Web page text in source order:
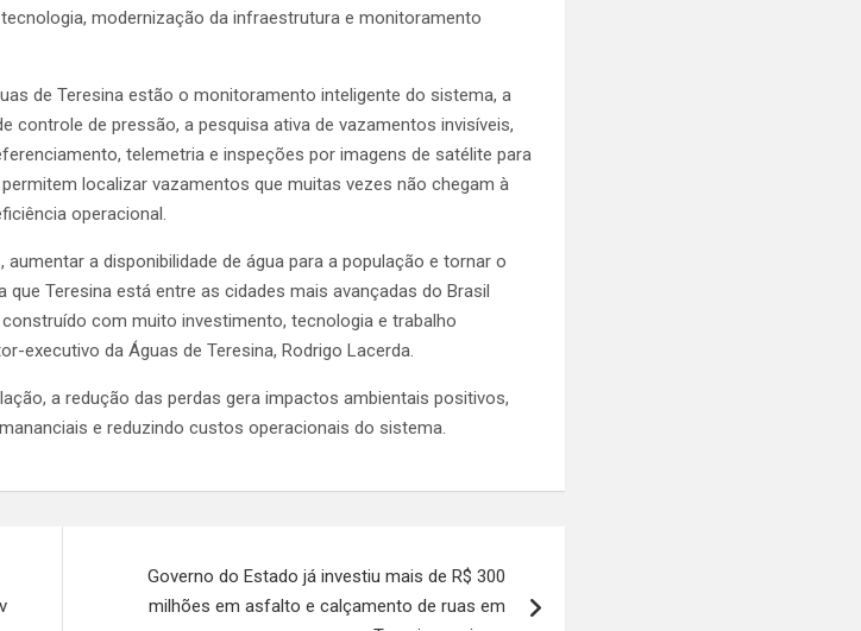
modernização da infraestrutura e monitoramento
de Teresina estão o monitoramento inteligente do sistema, a
controle de pressão, a pesquisa ativa de vazamentos invisíveis,
telemetria e inspeções por imagens de satélite para
localizar vazamentos que muitas vezes não chegam à
operacional.
a disponibilidade de água para a população e tornar o
Teresina está entre as cidades mais avançadas do Brasil
com muito investimento, tecnologia e trabalho
executivo da Águas de Teresina, Rodrigo Lacerda.
a redução das perdas gera impactos ambientais positivos,
e reduzindo custos operacionais do sistema.
Governo do Estado já investiu mais de R$ 300
milhões em asfalto e calçamento de ruas em